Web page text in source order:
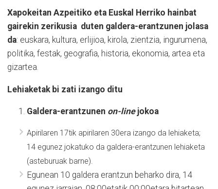
Xapokeitan Azpeitiko eta Euskal Herriko hainbat
gairekin zerikusia duten galdera-erantzunen jolasa
da: euskara, kultura, erlijioa, kirola, zientzia, ingurumena,
politika, festak, geografia, historia, ekonomia, artea eta
gizartea.
Lehiaketak bi zati izango ditu
Galdera-erantzunen on-linejokoa
Apirilaren 17tik apirilaren 30era izango da lehiaketa;
14 egunez jokatuko da galdera-erantzunen lehiaketa
(asteburuak barne).
Egunean 10 galdera erantzun beharko dira, 14